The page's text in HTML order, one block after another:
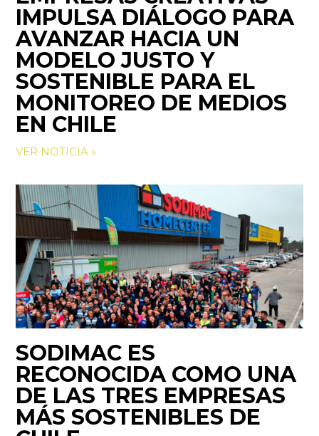
IMPULSA DIÁLOGO PARA
AVANZAR HACIA UN
MODELO JUSTO Y
SOSTENIBLE PARA EL
MONITOREO DE MEDIOS
EN CHILE
VER NOTICIA »
SODIMAC ES
RECONOCIDA COMO UNA
DE LAS TRES EMPRESAS
MÁS SOSTENIBLES DE